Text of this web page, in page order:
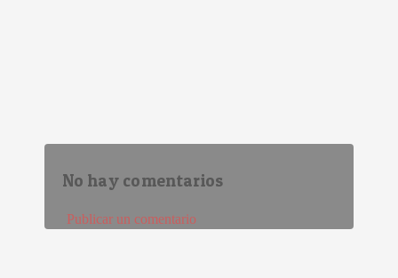
No hay comentarios
Publicar un comentario